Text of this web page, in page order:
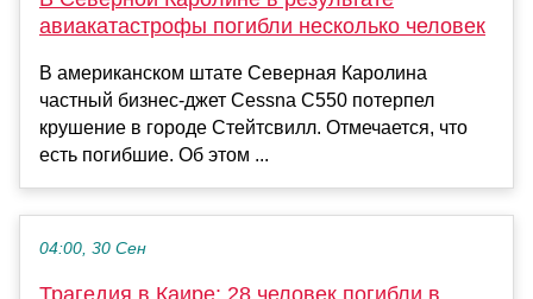
авиакатастрофы погибли несколько человек
В американском штате Северная Каролина
частный бизнес-джет Cessna C550 потерпел
крушение в городе Стейтсвилл. Отмечается, что
есть погибшие. Об этом ...
04:00, 30 Сен
Трагедия в Каире: 28 человек погибли в